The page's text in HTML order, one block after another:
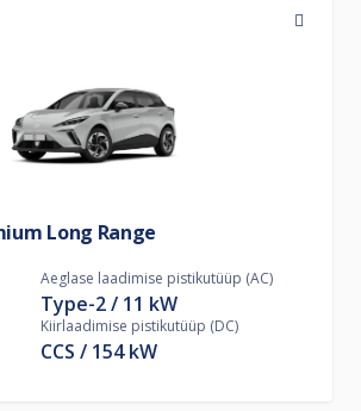
Long Range
Aeglase laadimise pistikutüüp (AC)
Type-2 11 kW
Kiirlaadimise pistikutüüp (DC)
CCS 154kW